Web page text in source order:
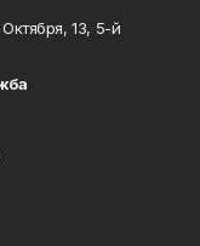
13, 5-й